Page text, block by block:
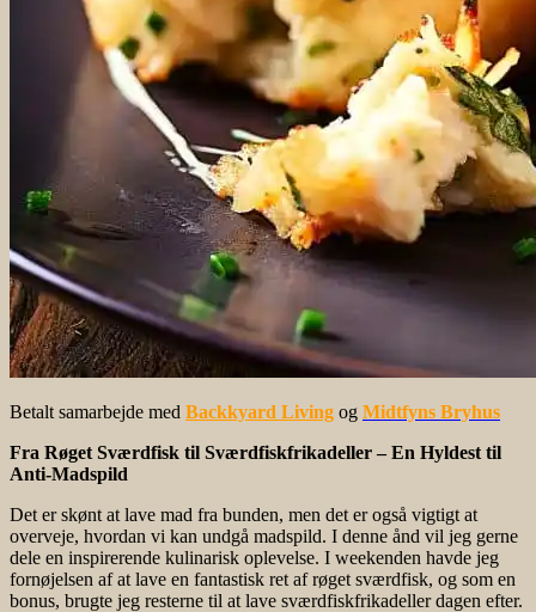
Betalt samarbejde med Backkyard Living og Midtfyns Bryhus
Fra Røget Sværdfisk til Sværdfiskfrikadeller – En Hyldest til
Anti-Madspild
Det er skønt at lave mad fra bunden, men det er også vigtigt at
overveje, hvordan vi kan undgå madspild. I denne ånd vil jeg gerne
dele en inspirerende kulinarisk oplevelse. I weekenden havde jeg
fornøjelsen af at lave en fantastisk ret af røget sværdfisk, og som en
bonus, brugte jeg resterne til at lave sværdfiskfrikadeller dagen efter.